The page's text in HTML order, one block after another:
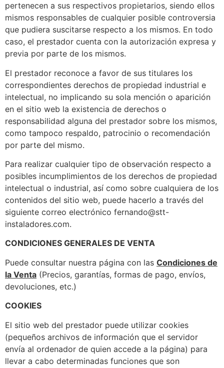
pertenecen a sus respectivos propietarios, siendo ellos
mismos responsables de cualquier posible controversia
que pudiera suscitarse respecto a los mismos. En todo
caso, el prestador cuenta con la autorización expresa y
previa por parte de los mismos.
El prestador reconoce a favor de sus titulares los
correspondientes derechos de propiedad industrial e
intelectual, no implicando su sola mención o aparición
en el sitio web la existencia de derechos o
responsabilidad alguna del prestador sobre los mismos,
como tampoco respaldo, patrocinio o recomendación
por parte del mismo.
Para realizar cualquier tipo de observación respecto a
posibles incumplimientos de los derechos de propiedad
intelectual o industrial, así como sobre cualquiera de los
contenidos del sitio web, puede hacerlo a través del
siguiente correo electrónico fernando@stt-
instaladores.com.
CONDICIONES GENERALES DE VENTA
Puede consultar nuestra página con las Condiciones de
la Venta (Precios, garantías, formas de pago, envíos,
devoluciones, etc.)
COOKIES
El sitio web del prestador puede utilizar cookies
(pequeños archivos de información que el servidor
envía al ordenador de quien accede a la página) para
llevar a cabo determinadas funciones que son